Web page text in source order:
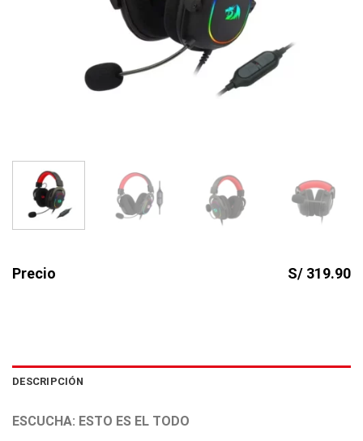
Precio S/ 319.90
DESCRIPCIÓN
ESCUCHA: ESTO ES EL TODO